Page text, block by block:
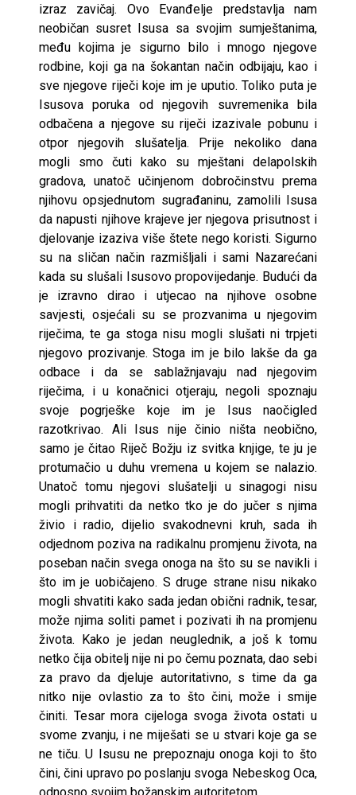
izraz zavičaj. Ovo Evanđelje predstavlja nam
neobičan susret Isusa sa svojim sumještanima,
među kojima je sigurno bilo i mnogo njegove
rodbine, koji ga na šokantan način odbijaju, kao i
sve njegove riječi koje im je uputio. Toliko puta je
Isusova poruka od njegovih suvremenika bila
odbačena a njegove su riječi izazivale pobunu i
otpor njegovih slušatelja. Prije nekoliko dana
mogli smo čuti kako su mještani delapolskih
gradova, unatoč učinjenom dobročinstvu prema
njihovu opsjednutom sugrađaninu, zamolili Isusa
da napusti njihove krajeve jer njegova prisutnost i
djelovanje izaziva više štete nego koristi. Sigurno
su na sličan način razmišljali i sami Nazarećani
kada su slušali Isusovo propovijedanje. Budući da
je izravno dirao i utjecao na njihove osobne
savjesti, osjećali su se prozvanima u njegovim
riječima, te ga stoga nisu mogli slušati ni trpjeti
njegovo prozivanje. Stoga im je bilo lakše da ga
odbace i da se sablažnjavaju nad njegovim
riječima, i u konačnici otjeraju, negoli spoznaju
svoje pogrješke koje im je Isus naočigled
razotkrivao. Ali Isus nije činio ništa neobično,
samo je čitao Riječ Božju iz svitka knjige, te ju je
protumačio u duhu vremena u kojem se nalazio.
Unatoč tomu njegovi slušatelji u sinagogi nisu
mogli prihvatiti da netko tko je do jučer s njima
živio i radio, dijelio svakodnevni kruh, sada ih
odjednom poziva na radikalnu promjenu života, na
poseban način svega onoga na što su se navikli i
što im je uobičajeno. S druge strane nisu nikako
mogli shvatiti kako sada jedan obični radnik, tesar,
može njima soliti pamet i pozivati ih na promjenu
života. Kako je jedan neuglednik, a još k tomu
netko čija obitelj nije ni po čemu poznata, dao sebi
za pravo da djeluje autoritativno, s time da ga
nitko nije ovlastio za to što čini, može i smije
činiti. Tesar mora cijeloga svoga života ostati u
svome zvanju, i ne miješati se u stvari koje ga se
ne tiču. U Isusu ne prepoznaju onoga koji to što
čini, čini upravo po poslanju svoga Nebeskog Oca,